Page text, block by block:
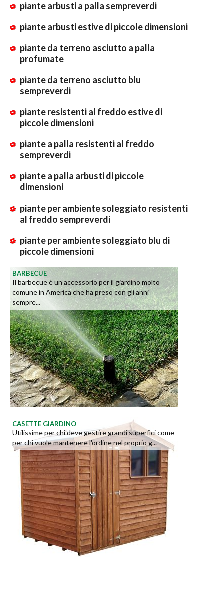
piante arbusti a palla sempreverdi
piante arbusti estive di piccole dimensioni
piante da terreno asciutto a palla
profumate
piante da terreno asciutto blu
sempreverdi
piante resistenti al freddo estive di
piccole dimensioni
piante a palla resistenti al freddo
sempreverdi
piante a palla arbusti di piccole
dimensioni
piante per ambiente soleggiato resistenti
al freddo sempreverdi
piante per ambiente soleggiato blu di
piccole dimensioni
BARBECUE
Il barbecue è un accessorio per il giardino molto
comune in America che ha preso con gli anni
sempre...
CASETTE GIARDINO
Utilissime per chi deve gestire grandi superfici come
per chi vuole mantenere l'ordine nel proprio g...